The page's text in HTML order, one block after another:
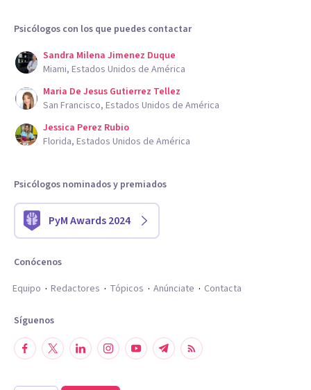
Psicólogos con los que puedes contactar
Sandra Milena Jimenez Duque
Miami, Estados Unidos de América
Maria De Jesus Gutierrez Tellez
San Francisco, Estados Unidos de América
Jessica Perez Rubio
Florida, Estados Unidos de América
Psicólogos nominados y premiados
PyM Awards 2024
Conócenos
Equipo
Redactores Tópicos Anúnciate Contacta
Síguenos